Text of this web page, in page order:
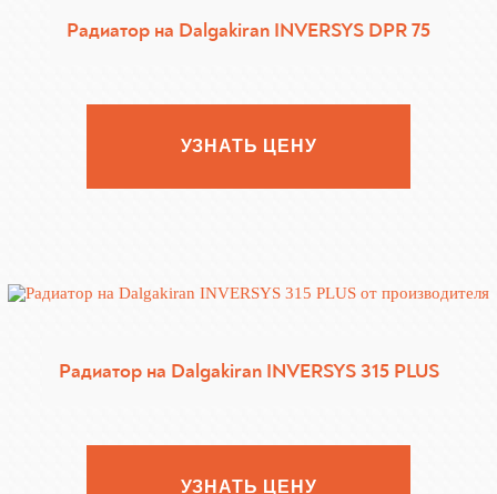
Радиатор на Dalgakiran INVERSYS DPR 75
УЗНАТЬ ЦЕНУ
Радиатор на Dalgakiran INVERSYS 315 PLUS
УЗНАТЬ ЦЕНУ